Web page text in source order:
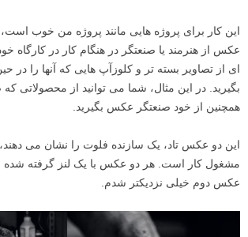
این کار برای پروژه هایی مانند پروژه من خوب
عکس از هنرمند یا صنعتگر در هنگام کار در کارگاه
ای از تصاویر بسته تر و کلوزآپ هایی که آنها را در
بگیرید. در این مثال، شما می توانید از محصولاتی
همچنین از خود صنعتگر عکس بگیرید.
این دو عکس تاد، یک سازنده فلوت را نشان می دهند،
مشغول کار است. هر دو عکس با یک لنز گرفته شده
عکس دوم خیلی نزدیکتر شدم.